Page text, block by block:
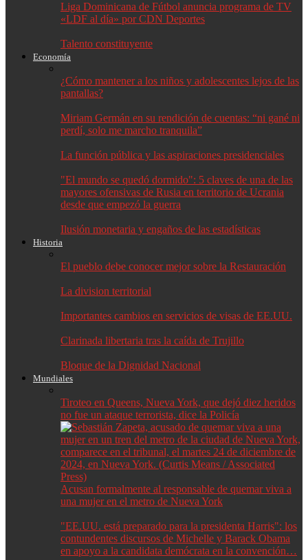
Liga Dominicana de Fútbol anuncia programa de TV
«LDF al día» por CDN Deportes
Talento constituyente
Economía
¿Cómo mantener a los niños y adolescentes lejos de las
pantallas?
Miriam Germán en su rendición de cuentas: “ni gané ni
perdí, solo me marcho tranquila”
La función pública y las aspiraciones presidenciales
"El mundo se quedó dormido": 5 claves de una de las
mayores ofensivas de Rusia en territorio de Ucrania
desde que empezó la guerra
Ilusión monetaria y engaños de las estadísticas
Historia
El pueblo debe conocer mejor sobre la Restauración
La division territorial
Importantes cambios en servicios de visas de EE.UU.
Clarinada libertaria tras la caída de Trujillo
Bloque de la Dignidad Nacional
Mundiales
Tiroteo en Queens, Nueva York, que dejó diez heridos
no fue un ataque terrorista, dice la Policía
Acusan formalmente al responsable de quemar viva a
una mujer en el metro de Nueva York
"EE.UU. está preparado para la presidenta Harris": los
contundentes discursos de Michelle y Barack Obama
en apoyo a la candidata demócrata en la convención…